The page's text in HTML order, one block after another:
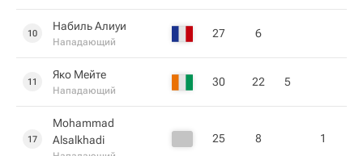
10
Набиль Алиуи
Нападающий
27 6
11
Яко Мейте
Нападающий
30 22 5
17
Mohammad
Alsalkhadi
25 8 1